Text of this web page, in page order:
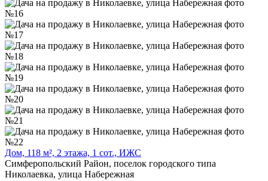
Дом, 118 м², 2 этажа, 1 сот., ИЖС
Симферопольский Район, поселок городского типа
Николаевка, улица Набережная